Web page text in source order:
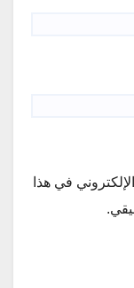
في هذا